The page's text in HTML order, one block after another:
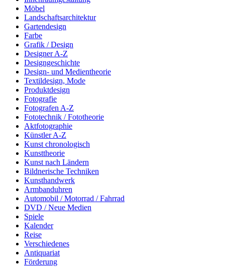
Möbel
Landschaftsarchitektur
Gartendesign
Farbe
Grafik / Design
Designer A-Z
Designgeschichte
Design- und Medientheorie
Textildesign, Mode
Produktdesign
Fotografie
Fotografen A-Z
Fototechnik / Fototheorie
Aktfotographie
Künstler A-Z
Kunst chronologisch
Kunsttheorie
Kunst nach Ländern
Bildnerische Techniken
Kunsthandwerk
Armbanduhren
Automobil / Motorrad / Fahrrad
DVD / Neue Medien
Spiele
Kalender
Reise
Verschiedenes
Antiquariat
Förderung